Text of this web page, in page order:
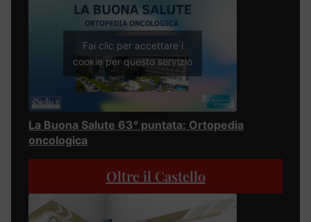
Fai clic per accettare i
cookie per questo servizio
La Buona Salute 63° puntata: Ortopedia
oncologica
Oltre il Castello